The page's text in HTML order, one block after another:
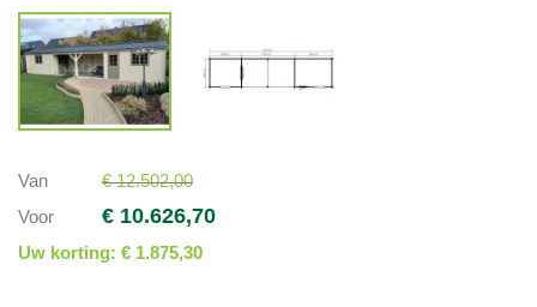
Van
€ 12.502,00
Voor
€ 10.626,70
Uw korting: € 1.875,30